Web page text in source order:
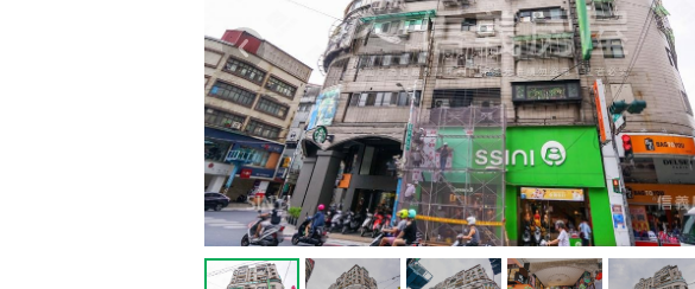
2009年度服務品質獎 2026年第2季度服務品質獎 2026年7月區成件TOP2